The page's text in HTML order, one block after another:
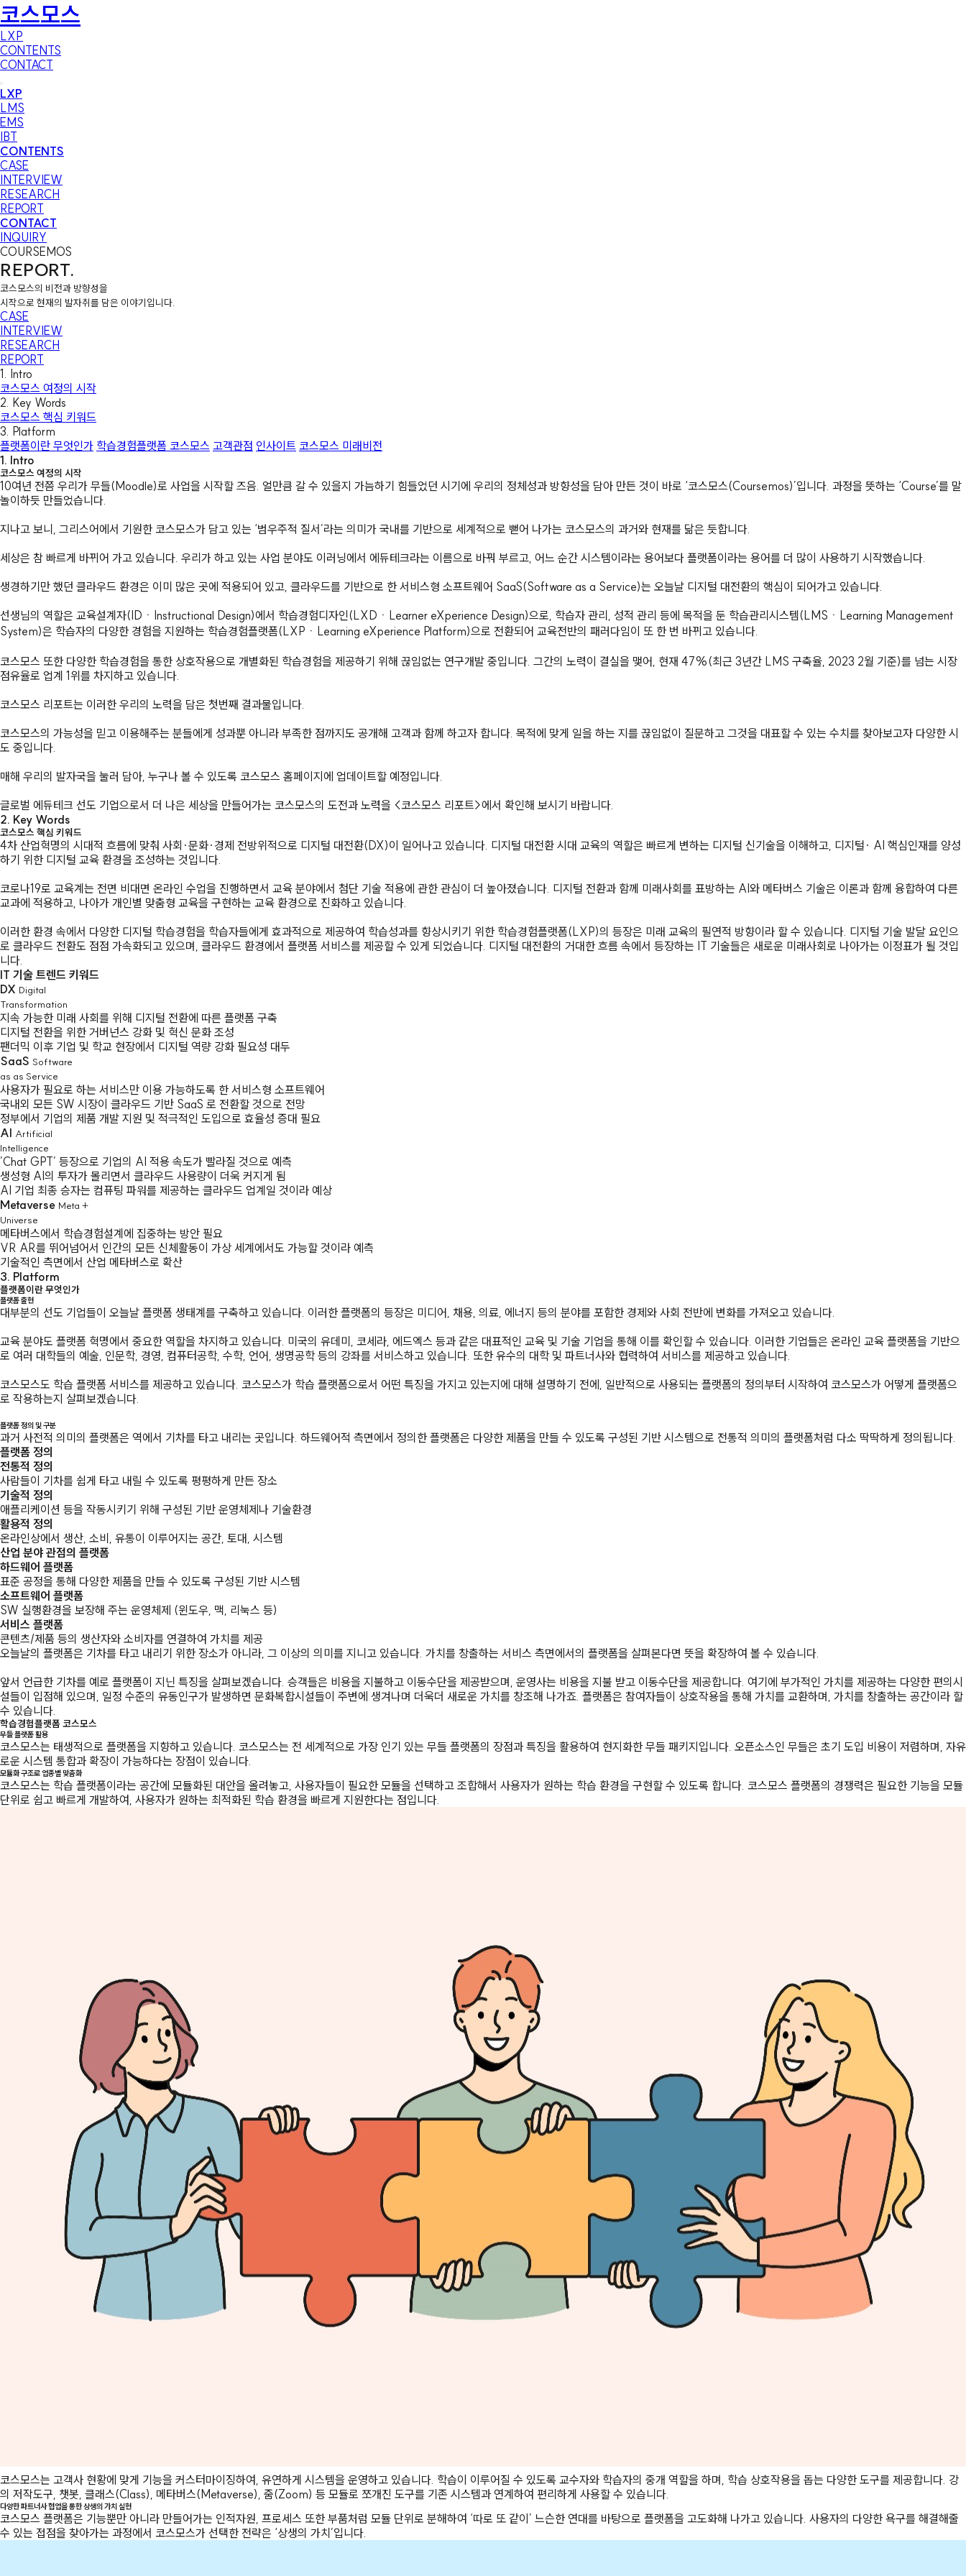
코스모스
LXP
CONTENTS
CONTACT
LXP
LMS
EMS
IBT
CONTENTS
CASE
INTERVIEW
RESEARCH
REPORT
CONTACT
INQUIRY
COURSEMOS
REPORT.
코스모스의 비전과 방향성을
시작으로 현재의 발자취를 담은 이야기입니다.
CASE
INTERVIEW
RESEARCH
REPORT
1. Intro
코스모스 여정의 시작
2. Key Words
코스모스 핵심 키워드
3. Platform
플랫폼이란 무엇인가 학습경험플랫폼 코스모스 고객관점 인사이트 코스모스 미래비전
1. Intro
코스모스 여정의 시작
10여년 전쯤 우리가 무들(Moodle)로 사업을 시작할 즈음. 얼만큼 갈 수 있을지 가늠하기 힘들었던 시기에 우리의 정체성과 방향성을 담아 만든 것이 바로 ‘코스모스(Coursemos)’입니다. 과정을 뜻하는 ‘Course’를 말
놀이하듯 만들었습니다.
지나고 보니, 그리스어에서 기원한 코스모스가 담고 있는 ‘범우주적 질서’라는 의미가 국내를 기반으로 세계적으로 뻗어 나가는 코스모스의 과거와 현재를 닮은 듯합니다.
세상은 참 빠르게 바뀌어 가고 있습니다. 우리가 하고 있는 사업 분야도 이러닝에서 에듀테크라는 이름으로 바꿔 부르고, 어느 순간 시스템이라는 용어보다 플랫폼이라는 용어를 더 많이 사용하기 시작했습니다.
생경하기만 했던 클라우드 환경은 이미 많은 곳에 적용되어 있고, 클라우드를 기반으로 한 서비스형 소프트웨어 SaaS(Software as a Service)는 오늘날 디지털 대전환의 핵심이 되어가고 있습니다.
선생님의 역할은 교육설계자(IDㆍInstructional Design)에서 학습경험디자인(LXDㆍLearner eXperience Design)으로, 학습자 관리, 성적 관리 등에 목적을 둔 학습관리시스템(LMSㆍLearning Management
System)은 학습자의 다양한 경험을 지원하는 학습경험플랫폼(LXPㆍLearning eXperience Platform)으로 전환되어 교육전반의 패러다임이 또 한 번 바뀌고 있습니다.
코스모스 또한 다양한 학습경험을 통한 상호작용으로 개별화된 학습경험을 제공하기 위해 끊임없는 연구개발 중입니다. 그간의 노력이 결실을 맺어, 현재 47%(최근 3년간 LMS 구축율, 2023 2월 기준)를 넘는 시장
점유율로 업계 1위를 차지하고 있습니다.
코스모스 리포트는 이러한 우리의 노력을 담은 첫번째 결과물입니다.
코스모스의 가능성을 믿고 이용해주는 분들에게 성과뿐 아니라 부족한 점까지도 공개해 고객과 함께 하고자 합니다. 목적에 맞게 일을 하는 지를 끊임없이 질문하고 그것을 대표할 수 있는 수치를 찾아보고자 다양한 시
도 중입니다.
매해 우리의 발자국을 눌러 담아, 누구나 볼 수 있도록 코스모스 홈페이지에 업데이트할 예정입니다.
글로벌 에듀테크 선도 기업으로서 더 나은 세상을 만들어가는 코스모스의 도전과 노력을 <코스모스 리포트>에서 확인해 보시기 바랍니다.
2. Key Words
코스모스 핵심 키워드
4차 산업혁명의 시대적 흐름에 맞춰 사회·문화·경제 전방위적으로 디지털 대전환(DX)이 일어나고 있습니다. 디지털 대전환 시대 교육의 역할은 빠르게 변하는 디지털 신기술을 이해하고, 디지털· AI 핵심인재를 양성
하기 위한 디지털 교육 환경을 조성하는 것입니다.
코로나19로 교육계는 전면 비대면 온라인 수업을 진행하면서 교육 분야에서 첨단 기술 적용에 관한 관심이 더 높아졌습니다. 디지털 전환과 함께 미래사회를 표방하는 AI와 메타버스 기술은 이론과 함께 융합하여 다른
교과에 적용하고, 나아가 개인별 맞춤형 교육을 구현하는 교육 환경으로 진화하고 있습니다.
이러한 환경 속에서 다양한 디지털 학습경험을 학습자들에게 효과적으로 제공하여 학습성과를 향상시키기 위한 학습경험플랫폼(LXP)의 등장은 미래 교육의 필연적 방향이라 할 수 있습니다. 디지털 기술 발달 요인으
로 클라우드 전환도 점점 가속화되고 있으며, 클라우드 환경에서 플랫폼 서비스를 제공할 수 있게 되었습니다. 디지털 대전환의 거대한 흐름 속에서 등장하는 IT 기술들은 새로운 미래사회로 나아가는 이정표가 될 것입
니다.
IT 기술 트렌드 키워드
DX Digital
Transformation
지속 가능한 미래 사회를 위해 디지털 전환에 따른 플랫폼 구축
디지털 전환을 위한 거버넌스 강화 및 혁신 문화 조성
팬더믹 이후 기업 및 학교 현장에서 디지털 역량 강화 필요성 대두
SaaS Software
as as Service
사용자가 필요로 하는 서비스만 이용 가능하도록 한 서비스형 소프트웨어
국내외 모든 SW 시장이 클라우드 기반 SaaS 로 전환할 것으로 전망
정부에서 기업의 제품 개발 지원 및 적극적인 도입으로 효율성 증대 필요
AI Artificial
Intelligence
’Chat GPT’ 등장으로 기업의 AI 적용 속도가 빨라질 것으로 예측
생성형 AI의 투자가 몰리면서 클라우드 사용량이 더욱 커지게 됨
AI 기업 최종 승자는 컴퓨팅 파워를 제공하는 클라우드 업계일 것이라 예상
Metaverse Meta +
Universe
메타버스에서 학습경험설계에 집중하는 방안 필요
VR AR를 뛰어넘어서 인간의 모든 신체활동이 가상 세계에서도 가능할 것이라 예측
기술적인 측면에서 산업 메타버스로 확산
3. Platform
플랫폼이란 무엇인가
플랫폼 출현
대부분의 선도 기업들이 오늘날 플랫폼 생태계를 구축하고 있습니다. 이러한 플랫폼의 등장은 미디어, 채용, 의료, 에너지 등의 분야를 포함한 경제와 사회 전반에 변화를 가져오고 있습니다.
교육 분야도 플랫폼 혁명에서 중요한 역할을 차지하고 있습니다. 미국의 유데미, 코세라, 에드엑스 등과 같은 대표적인 교육 및 기술 기업을 통해 이를 확인할 수 있습니다. 이러한 기업들은 온라인 교육 플랫폼을 기반으
로 여러 대학들의 예술, 인문학, 경영, 컴퓨터공학, 수학, 언어, 생명공학 등의 강좌를 서비스하고 있습니다. 또한 유수의 대학 및 파트너사와 협력하여 서비스를 제공하고 있습니다.
코스모스도 학습 플랫폼 서비스를 제공하고 있습니다. 코스모스가 학습 플랫폼으로서 어떤 특징을 가지고 있는지에 대해 설명하기 전에, 일반적으로 사용되는 플랫폼의 정의부터 시작하여 코스모스가 어떻게 플랫폼으
로 작용하는지 살펴보겠습니다.
플랫폼 정의 및 구분
과거 사전적 의미의 플랫폼은 역에서 기차를 타고 내리는 곳입니다. 하드웨어적 측면에서 정의한 플랫폼은 다양한 제품을 만들 수 있도록 구성된 기반 시스템으로 전통적 의미의 플랫폼처럼 다소 딱딱하게 정의됩니다.
플랫폼 정의
전통적 정의
사람들이 기차를 쉽게 타고 내릴 수 있도록 평평하게 만든 장소
기술적 정의
애플리케이션 등을 작동시키기 위해 구성된 기반 운영체제나 기술환경
활용적 정의
온라인상에서 생산, 소비, 유통이 이루어지는 공간, 토대, 시스템
산업 분야 관점의 플랫폼
하드웨어 플랫폼
표준 공정을 통해 다양한 제품을 만들 수 있도록 구성된 기반 시스템
소프트웨어 플랫폼
SW 실행환경을 보장해 주는 운영체제 (윈도우, 맥, 리눅스 등)
서비스 플랫폼
콘텐츠/제품 등의 생산자와 소비자를 연결하여 가치를 제공
오늘날의 플랫폼은 기차를 타고 내리기 위한 장소가 아니라, 그 이상의 의미를 지니고 있습니다. 가치를 창출하는 서비스 측면에서의 플랫폼을 살펴본다면 뜻을 확장하여 볼 수 있습니다.
앞서 언급한 기차를 예로 플랫폼이 지닌 특징을 살펴보겠습니다. 승객들은 비용을 지불하고 이동수단을 제공받으며, 운영사는 비용을 지불 받고 이동수단을 제공합니다. 여기에 부가적인 가치를 제공하는 다양한 편의시
설들이 입점해 있으며, 일정 수준의 유동인구가 발생하면 문화복합시설들이 주변에 생겨나며 더욱더 새로운 가치를 창조해 나가죠. 플랫폼은 참여자들이 상호작용을 통해 가치를 교환하며, 가치를 창출하는 공간이라 할
수 있습니다.
학습경험플랫폼 코스모스
무들 플랫폼 활용
코스모스는 태생적으로 플랫폼을 지향하고 있습니다. 코스모스는 전 세계적으로 가장 인기 있는 무들 플랫폼의 장점과 특징을 활용하여 현지화한 무들 패키지입니다. 오픈소스인 무들은 초기 도입 비용이 저렴하며, 자유
로운 시스템 통합과 확장이 가능하다는 장점이 있습니다.
모듈화 구조로 업종별 맞춤화
코스모스는 학습 플랫폼이라는 공간에 모듈화된 대안을 올려놓고, 사용자들이 필요한 모듈을 선택하고 조합해서 사용자가 원하는 학습 환경을 구현할 수 있도록 합니다. 코스모스 플랫폼의 경쟁력은 필요한 기능을 모듈
단위로 쉽고 빠르게 개발하여, 사용자가 원하는 최적화된 학습 환경을 빠르게 지원한다는 점입니다.
코스모스는 고객사 현황에 맞게 기능을 커스터마이징하여, 유연하게 시스템을 운영하고 있습니다. 학습이 이루어질 수 있도록 교수자와 학습자의 중개 역할을 하며, 학습 상호작용을 돕는 다양한 도구를 제공합니다. 강
의 저작도구, 챗봇, 클래스(Class), 메타버스(Metaverse), 줌(Zoom) 등 모듈로 쪼개진 도구를 기존 시스템과 연계하여 편리하게 사용할 수 있습니다.
다양한 파트너사 협업을 통한 상생의 가치 실현
코스모스 플랫폼은 기능뿐만 아니라 만들어가는 인적자원, 프로세스 또한 부품처럼 모듈 단위로 분해하여 ‘따로 또 같이’ 느슨한 연대를 바탕으로 플랫폼을 고도화해 나가고 있습니다. 사용자의 다양한 욕구를 해결해줄
수 있는 접점을 찾아가는 과정에서 코스모스가 선택한 전략은 ‘상생의 가치’입니다.